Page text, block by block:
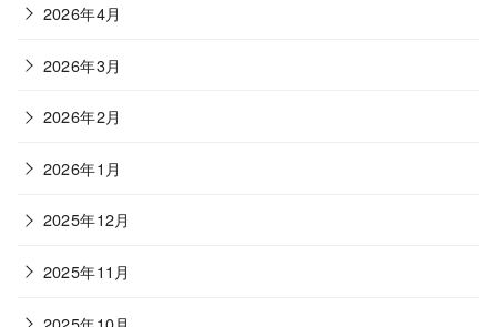
2026年4月
2026年3月
2026年2月
2026年1月
2025年12月
2025年11月